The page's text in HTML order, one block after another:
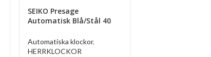
SEIKO Presage
Automatisk Blå/Stål 40
Automatiska klockor,
HERRKLOCKOR